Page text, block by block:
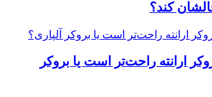
کند؟
ارانته راحت‌تر است یا بروکر